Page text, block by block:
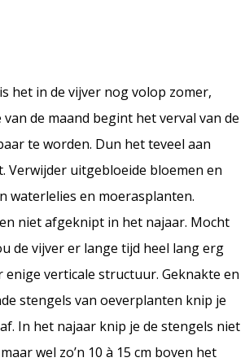
het in de vijver nog volop zomer,
de maand begint het verval van de
te worden. Dun het teveel aan
Verwijder uitgebloeide bloemen en
waterlelies en moerasplanten.
niet afgeknipt in het najaar. Mocht
de vijver er lange tijd heel lang erg
enige verticale structuur. Geknakte en
stengels van oeverplanten knip je
In het najaar knip je de stengels niet
wel zo’n 10 à 15 cm boven het